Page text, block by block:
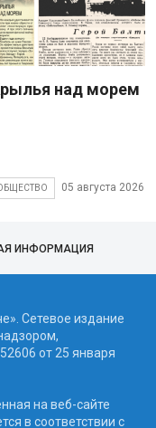
над морем
05 августа 2026
ИНФОРМАЦИЯ
Сетевое издание
от 25 января
на веб-сайте
в соответствии с